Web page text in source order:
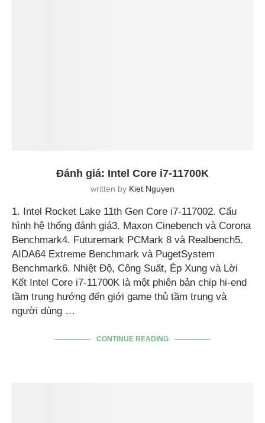
Đánh giá: Intel Core i7-11700K
written by Kiet Nguyen
1. Intel Rocket Lake 11th Gen Core i7-117002. Cấu
hình hệ thống đánh giá3. Maxon Cinebench và Corona
Benchmark4. Futuremark PCMark 8 và Realbench5.
AIDA64 Extreme Benchmark và PugetSystem
Benchmark6. Nhiệt Độ, Công Suất, Ép Xung và Lời
Kết Intel Core i7-11700K là một phiên bản chip hi-end
tầm trung hướng đến giới game thủ tầm trung và
người dùng …
CONTINUE READING